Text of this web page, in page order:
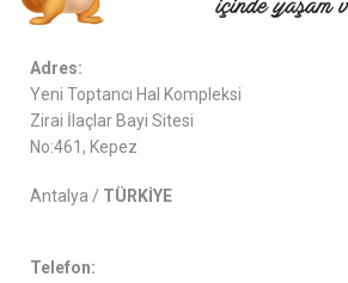
Adres:
Yeni Toptancı Hal Kompleksi
Zirai İlaçlar Bayi Sitesi
No:461, Kepez
Antalya / TÜRKİYE
Telefon: